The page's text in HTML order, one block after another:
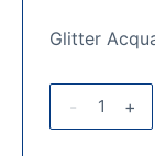
Glitter
- +